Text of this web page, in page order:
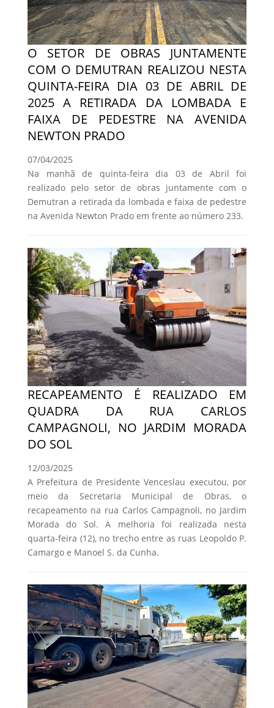
O SETOR DE OBRAS JUNTAMENTE
COM O DEMUTRAN REALIZOU NESTA
QUINTA-FEIRA DIA 03 DE ABRIL DE
2025 A RETIRADA DA LOMBADA E
FAIXA DE PEDESTRE NA AVENIDA
NEWTON PRADO
07/04/2025
Na manhã de quinta-feira dia 03 de Abril foi
realizado pelo setor de obras juntamente com o
Demutran a retirada da lombada e faixa de pedestre
na Avenida Newton Prado em frente ao número 233.
RECAPEAMENTO É REALIZADO EM
QUADRA DA RUA CARLOS
CAMPAGNOLI, NO JARDIM MORADA
DO SOL
12/03/2025
A Prefeitura de Presidente Venceslau executou, por
meio da Secretaria Municipal de Obras, o
recapeamento na rua Carlos Campagnoli, no Jardim
Morada do Sol. A melhoria foi realizada nesta
quarta-feira (12), no trecho entre as ruas Leopoldo P.
Camargo e Manoel S. da Cunha.